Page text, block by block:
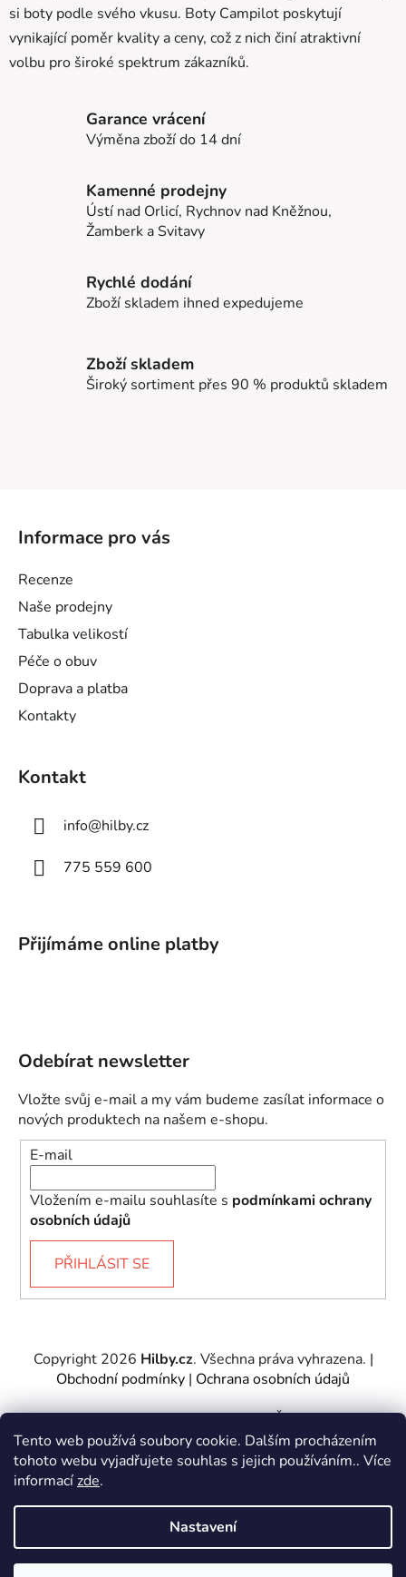
Tento web používá soubory cookie. Dalším procházením
tohoto webu vyjadřujete souhlas s jejich používáním.. Více
informacízde.
Nastavení
si boty podle svého vkusu. Boty Campilot poskytují
vynikající poměr kvality a ceny, což z nich činí atraktivní
volbu pro široké spektrum zákazníků.
Garance vrácení
Výměna zboží do 14 dní
Kamenné prodejny
Ústí nad Orlicí, Rychnov nad Kněžnou,
Žamberk a Svitavy
Rychlé dodání
Zboží skladem ihned expedujeme
Zboží skladem
Široký sortiment přes 90 % produktů skladem
Informace pro vás
Recenze
Naše prodejny
Tabulka velikostí
Péče o obuv
Doprava a platba
Kontakty
Kontakt
info@hilby.cz
775 559 600
Přijímáme online platby
Odebírat newsletter
Vložte svůj e-mail a my vám budeme zasílat informace o
nových produktech na našem e-shopu.
E-mail
Vložením e-mailu souhlasíte s podmínkami ochrany
osobních údajů
PŘIHLÁSIT SE
Vytvořil Shoptet&PekneWeby
Copyright 2026 Hilby.cz. Všechna práva vyhrazena. |
Obchodní podmínky | Ochrana osobních údajů
Provozovatel e-shopu: Hilby CZ s.r.o., IČ: 27467317, se
sídlem Soukenická 2082/7,11000 Praha 1 – Nové
Město.
Společnost je zapsána u Městského soudu v Praze -